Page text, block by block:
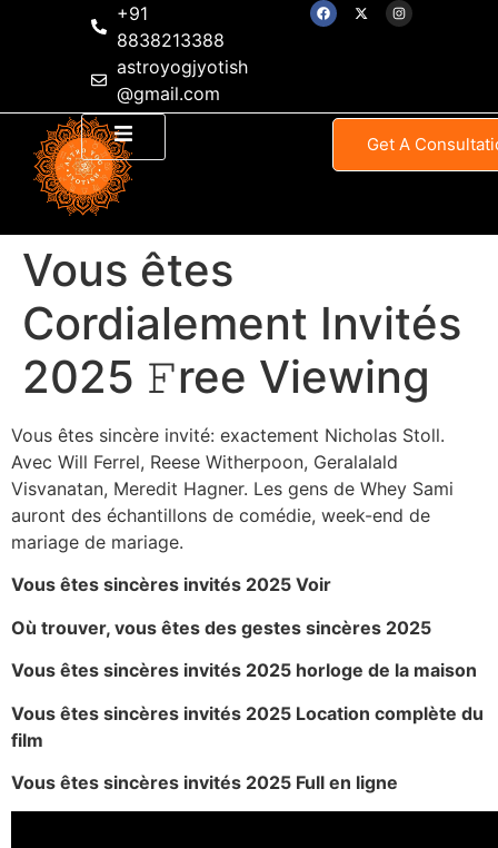
+91
8838213388
astroyogjyotish
@gmail.com
Get A
Vous êtes
Cordialement Invités
2025 𝙵ree Viewing
Vous êtes sincère invité: exactement Nicholas Stoll.
Avec Will Ferrel, Reese Witherpoon, Geralalald
Visvanatan, Meredit Hagner. Les gens de Whey Sami
auront des échantillons de comédie, week-end de
mariage de mariage.
Vous êtes sincères invités 2025 Voir
Où trouver, vous êtes des gestes sincères 2025
Vous êtes sincères invités 2025 horloge de la maison
Vous êtes sincères invités 2025 Location complète du
film
Vous êtes sincères invités 2025 Full en ligne